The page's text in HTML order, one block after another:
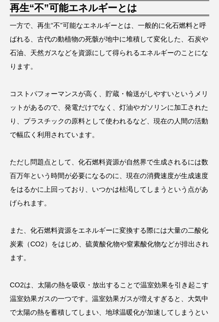
再生“不”可能エネルギーとは
一方で、再生“不”可能なエネルギーとは、一般的に化石燃料と呼
ばれる、古代の動植物の死骸が地中に堆積して変化した、石炭や
石油、天然ガスなどを資源にして得られるエネルギーのことにな
ります。
コストパフォーマンスが高く、貯蔵・輸送がしやすいというメリ
ットがあるので、発電だけでなく、灯油やガソリンに加工された
り、プラスチックの原料として使われるなど、現在の人間の活動
で幅広く利用されています。
ただし問題点として、化石燃料資源が自然界で生成されるには数
百万年という時間が必要になるのに、現在の消費速度が生成速度
をはるかに上回っており、いつかは枯渇してしまうという点があ
げられます。
また、化石燃料資源をエネルギーに変換する際には大量の二酸化
炭素（CO2）をはじめ、硫黄酸化物や窒素酸化物などが排出され
ます。
CO2は、太陽の熱を吸収・放出することで温室効果を引き起こす
温室効果ガスの一つです。温室効果ガスが増えすぎると、大気中
で太陽の熱を蓄積してしまい、地球温暖化が加速してしまうとい